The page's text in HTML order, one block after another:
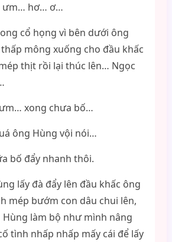
ưm… hơ… ơ…
cổ họng vì bên dưới ông
mông xuống cho đầu khấc
thịt rồi lại thúc lên… Ngọc
xong chưa bố…
ông Hùng vội nói…
bố đẩy nhanh thôi.
lấy đà đẩy lên đầu khấc ông
mép bướm con dâu chui lên,
Hùng làm bộ như mình nâng
tình nhấp nhấp mấy cái để lấy